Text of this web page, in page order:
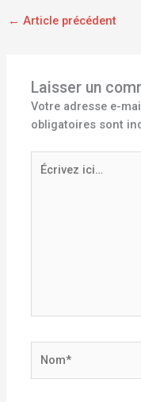
← Article précédent
Laisser un
Votre adresse e-
obligatoires sont
Écrivez
ici…